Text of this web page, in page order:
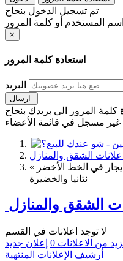
تم تسجيل الدخول بنجاح
×
استعادة كلمة المرور
البريد
غير مسجل في قائمة الأعضاء
اعلانات الشقق والمنازل
في الخط الأخضر »
نتانيا والخضيرة
الشقق والمنازل
لا توجد اعلانات في القسم
من الاعلانات 0 إعلان جديد
أرشيف الإعلانات المنتهية